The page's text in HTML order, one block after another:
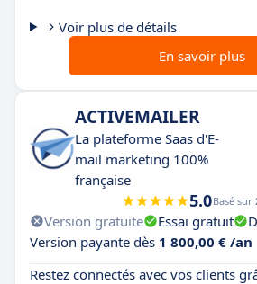
Voir plus de détails
En savoir plus
ACTIVEMAILER
La plateforme Saas d'E-
mail marketing 100%
française
5.0Basé sur
Version gratuite Essai gratuit
Version payante dès 1 800,00 € /an
Restez connectés avec vos clients